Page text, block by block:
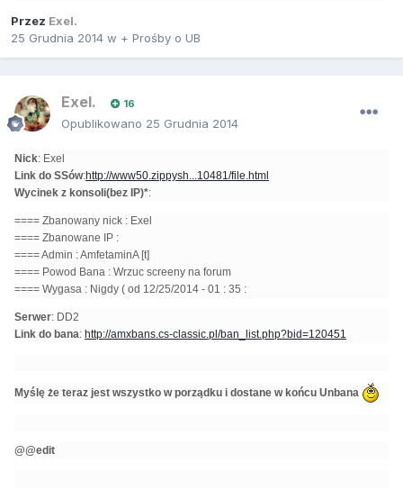
Przez Exel.
25 Grudnia 2014 w + Prośby o UB
Exel. 16
Opublikowano 25 Grudnia 2014
Nick: Exel
Link do SSów:http://www50.zippysh...10481/file.html
Wycinek z konsoli(bez IP)*:
==== Zbanowany nick : Exel
==== Zbanowane IP :
==== Admin : AmfetaminA [t]
==== Powod Bana : Wrzuc screeny na forum
==== Wygasa : Nigdy ( od 12/25/2014 - 01 : 35 :
Serwer: DD2
Link do bana: http://amxbans.cs-classic.pl/ban_list.php?bid=120451
Myślę że teraz jest wszystko w porządku i dostane w końcu Unbana
@@edit